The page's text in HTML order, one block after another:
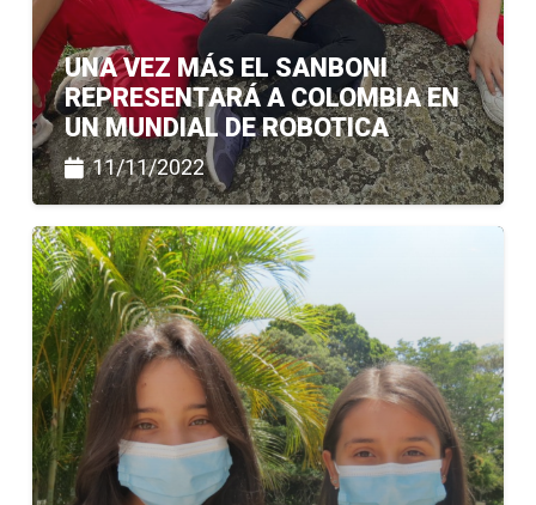
UNA VEZ MÁS EL SANBONI
REPRESENTARÁ A COLOMBIA EN
UN MUNDIAL DE ROBOTICA
11/11/2022